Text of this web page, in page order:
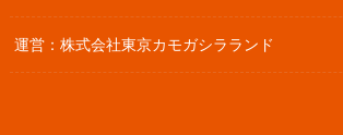
運営：株式会社東京カモガシラランド